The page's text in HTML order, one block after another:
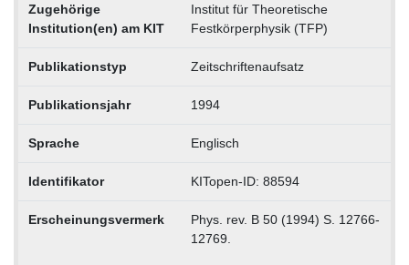
Zugehörige
Institution(en) am KIT
Institut für Theoretische
Festkörperphysik (TFP)
Publikationstyp Zeitschriftenaufsatz
Publikationsjahr 1994
Sprache Englisch
Identifikator KITopen-ID: 88594
Erscheinungsvermerk
Phys. rev. B 50 (1994) S. 12766-
12769.